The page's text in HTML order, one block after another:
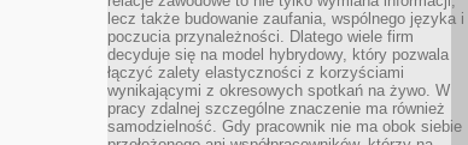
lecz także budowanie zaufania, wspólnego języka i
poczucia przynależności. Dlatego wiele firm
decyduje się na model hybrydowy, który pozwala
łączyć zalety elastyczności z korzyściami
wynikającymi z okresowych spotkań na żywo. W
pracy zdalnej szczególne znaczenie ma również
samodzielność. Gdy pracownik nie ma obok siebie